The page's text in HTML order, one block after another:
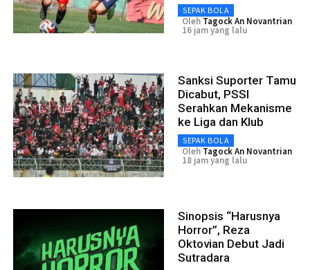
SEPAK BOLA
Oleh Tagock An Novantrian
16 jam yang lalu
Sanksi Suporter Tamu
Dicabut, PSSI
Serahkan Mekanisme
ke Liga dan Klub
SEPAK BOLA
Oleh Tagock An Novantrian
18 jam yang lalu
Sinopsis “Harusnya
Horror”, Reza
Oktovian Debut Jadi
Sutradara